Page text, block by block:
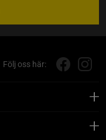
Följ oss här: